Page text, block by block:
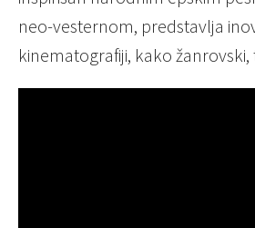
neo-vesternom, predstavlja
kinematografiji, kako